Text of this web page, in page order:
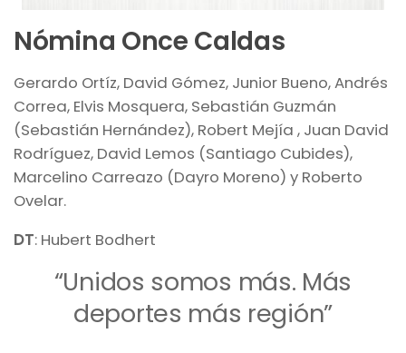
Nómina Once Caldas
Gerardo Ortíz, David Gómez, Junior Bueno, Andrés
Correa, Elvis Mosquera, Sebastián Guzmán
(Sebastián Hernández), Robert Mejía , Juan David
Rodríguez, David Lemos (Santiago Cubides),
Marcelino Carreazo (Dayro Moreno) y Roberto
Ovelar.
DT: Hubert Bodhert
“Unidos somos más. Más
deportes más región”